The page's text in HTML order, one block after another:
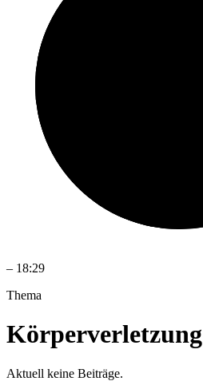
– 18:29
Thema
Körperverletzung
Aktuell keine Beiträge.